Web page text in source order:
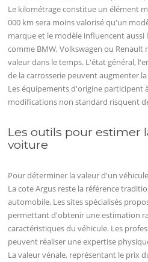
Le kilométrage constitue un élément
000 km sera moins valorisé qu'un
marque et le modèle influencent
comme BMW, Volkswagen ou
valeur dans le temps. L'état général,
de la carrosserie peuvent augmenter
Les équipements d'origine participent
modifications non standard risquent
Les outils pour estimer
voiture
Pour déterminer la valeur d'un
La cote Argus reste la référence
automobile. Les sites spécialisés
permettant d'obtenir une estimation
caractéristiques du véhicule. Les
peuvent réaliser une expertise
La valeur vénale, représentant le prix